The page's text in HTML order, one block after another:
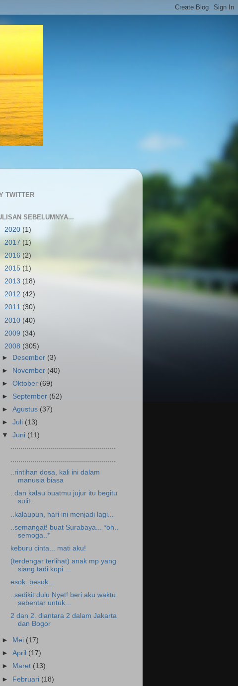
TWITTER
SEBELUMNYA...
2020 (1)
2017 (1)
2016 (2)
2015 (1)
2013 (18)
2012 (42)
2011 (30)
2010 (40)
2009 (34)
2008 (305)
► Desember (3)
► November (40)
►Oktober (69)
► September (52)
►Agustus (37)
►Juli (13)
▼Juni (11)
.....................................................
.....................................................
..rintihan dosa, kali ini dalam
manusia biasa
..dan kalau buatmu jujur itu begitu
sulit..
..kalaupun, hari ini menjadi lagi...
..semangat! buat Surabaya... *oh..
semoga..*
keburu cinta... mati aku!
(terdengar terlihat) anak mp yang
siang tadi kopi ...
esok..besok...
..sedikit dulu Nyet! beri aku waktu
sebentar untuk...
2 dan 2. diantara 2 dalam Jakarta
dan Bogor
► Mei (17)
►April (17)
►
Maret (13)
► Februari (18)